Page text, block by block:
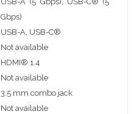
Gbps)
USB-A, USB-C®
Not available
HDMI® 1.4
Not available
3.5 mm combo jack
Not available